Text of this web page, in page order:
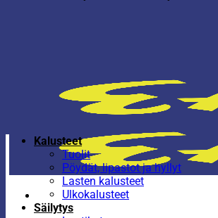
Kalusteet
Tuolit
Pöydät, lipastot ja hyllyt
Lasten kalusteet
Ulkokalusteet
Säilytys